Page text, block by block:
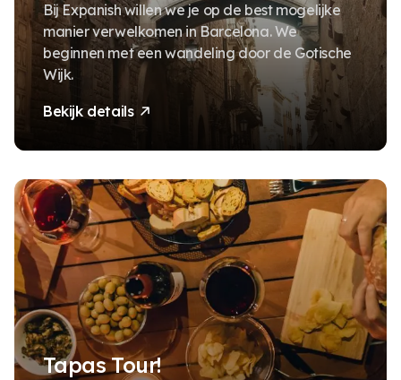
Bij Expanish willen we je op de best mogelijke
manier verwelkomen in Barcelona. We
beginnen met een wandeling door de Gotische
Wijk.
Bekijk details
Tapas Tour!